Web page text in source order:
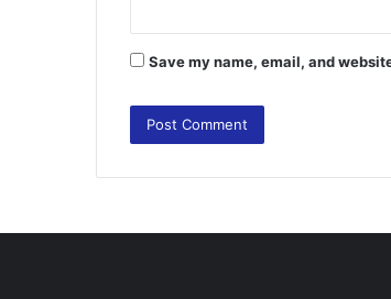
Save my name, email, and